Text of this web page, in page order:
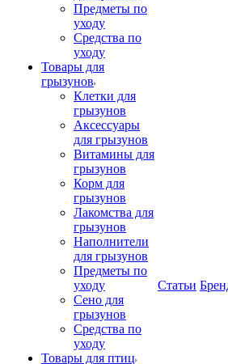
Предметы по
уходу
Средства по
уходу
Товары для
грызунов
Клетки для
грызунов
Аксессуары
для грызунов
Витамины для
грызунов
Корм для
грызунов
Лакомства для
грызунов
Наполнители
для грызунов
Предметы по
уходу
Сено для
грызунов
Средства по
уходу
Товары для птиц
Статьи